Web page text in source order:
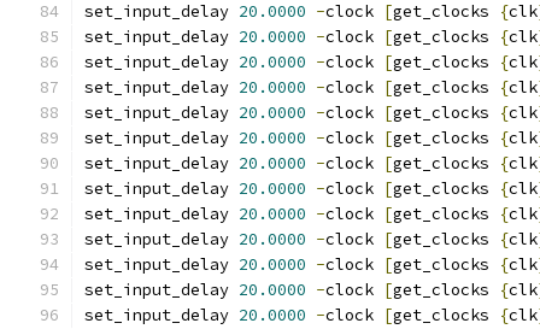
set_input_delay 20.0000 -clock [get_clocks {clk
set_input_delay 20.0000 -clock [get_clocks {clk
set_input_delay 20.0000 -clock [get_clocks {clk
set_input_delay 20.0000 -clock [get_clocks {clk
set_input_delay 20.0000 -clock [get_clocks {clk
set_input_delay 20.0000 -clock [get_clocks {clk
set_input_delay 20.0000 -clock [get_clocks {clk
set_input_delay 20.0000 -clock [get_clocks {clk
set_input_delay 20.0000 -clock [get_clocks {clk
set_input_delay 20.0000 -clock [get_clocks {clk
set_input_delay 20.0000 -clock [get_clocks {clk
set_input_delay 20.0000 -clock [get_clocks {clk
set_input_delay 20.0000 -clock [get_clocks {clk